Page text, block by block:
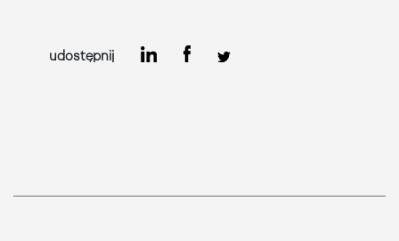
udostępnij